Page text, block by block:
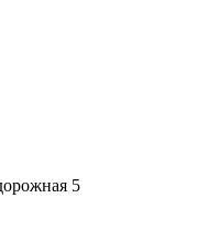
5